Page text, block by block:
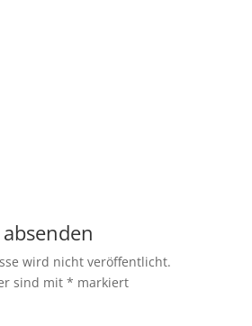
wird nicht veröffentlicht.
sind mit * markiert